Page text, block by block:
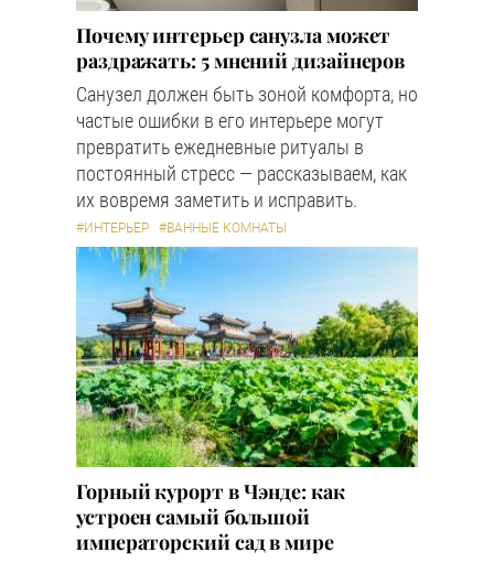
Почему интерьер санузла может
раздражать: 5 мнений дизайнеров
Санузел должен быть зоной комфорта, но
частые ошибки в его интерьере могут
превратить ежедневные ритуалы в
постоянный стресс — рассказываем, как
их вовремя заметить и исправить.
#ИНТЕРЬЕР #ВАННЫЕ КОМНАТЫ
Горный курорт в Чэнде: как
устроен самый большой
императорский сад в мире